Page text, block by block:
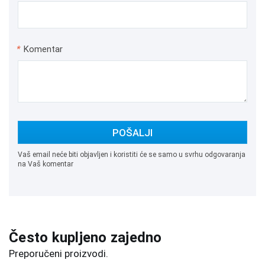
* Komentar
POŠALJI
Vaš email neće biti objavljen i koristiti će se samo u svrhu odgovaranja
na Vaš komentar
Često kupljeno zajedno
Preporučeni proizvodi.